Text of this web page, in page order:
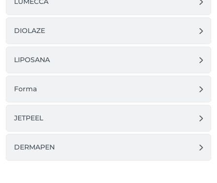
DIOLAZE
LIPOSANA
Forma
JETPEEL
DERMAPEN